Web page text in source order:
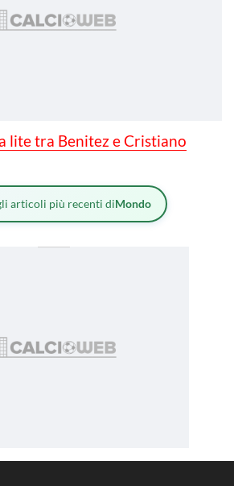
lite tra Benitez e Cristiano
articoli più recenti diMondo